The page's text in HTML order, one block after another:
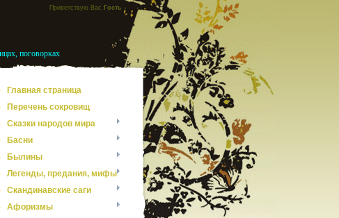
Приветствую Вас Гость
поговорках
Главная страница
Перечень сокровищ
Сказки народов мира
Басни
Былины
Легенды, предания, мифы
Скандинавские саги
Афоризмы